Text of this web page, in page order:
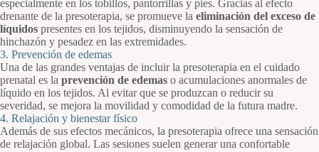
especialmente en los tobillos, pantorrillas y pies. Gracias al efecto
drenante de la presoterapia, se promueve la eliminación del exceso de
líquidos presentes en los tejidos, disminuyendo la sensación de
hinchazón y pesadez en las extremidades.
3. Prevención de edemas
Una de las grandes ventajas de incluir la presoterapia en el cuidado
prenatal es la prevención de edemas o acumulaciones anormales de
líquido en los tejidos. Al evitar que se produzcan o reducir su
severidad, se mejora la movilidad y comodidad de la futura madre.
4. Relajación y bienestar físico
Además de sus efectos mecánicos, la presoterapia ofrece una sensación
de relajación global. Las sesiones suelen generar una confortable